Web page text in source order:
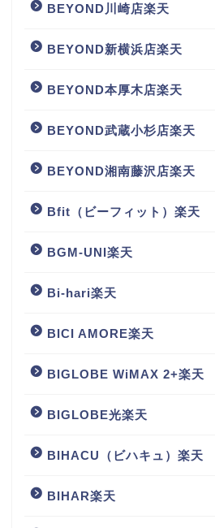
BEYOND川崎店楽天
BEYOND新横浜店楽天
BEYOND本厚木店楽天
BEYOND武蔵小杉店楽天
BEYOND湘南藤沢店楽天
Bfit（ビーフィット）楽天
BGM‐UNI楽天
Bi-hari楽天
BICI AMORE楽天
BIGLOBE WiMAX 2+楽天
BIGLOBE光楽天
BIHACU（ビハキュ）楽天
BIHAR楽天